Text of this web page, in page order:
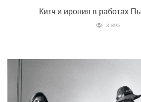
Китч и ирония в работах
3 895